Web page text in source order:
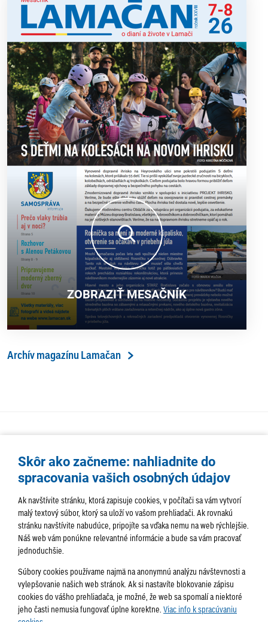
výborný šach aj príjemnú komunitnú atmosféru
ZOBRAZIŤ MESAČNÍK
Archív magazínu Lamačan
AKTUALITY TÉMA SAMOSPRÁVA
SERVIS
HISTÓRIA PODUJATIA
Skôr ako začneme: nahliadnite do
spracovania vašich osobných údajov
Ak navštívite stránku, ktorá zapisuje cookies, v počítači sa vám vytvorí
malý textový súbor, ktorý sa uloží vo vašom prehliadači. Ak rovnakú
stránku navštívite nabudúce, pripojíte sa vďaka nemu na web rýchlejšie.
Náš web vám ponúkne relevantné informácie a bude sa vám pracovať
jednoduchšie.
Súbory cookies používame najmä na anonymnú analýzu návštevnosti a
vylepšovanie našich web stránok. Ak si nastavíte blokovanie zápisu
cookies do vášho prehliadača, je možné, že web sa spomalí a niektoré
jeho časti nemusia fungovať úplne korektne. Viac info k spracúvaniu